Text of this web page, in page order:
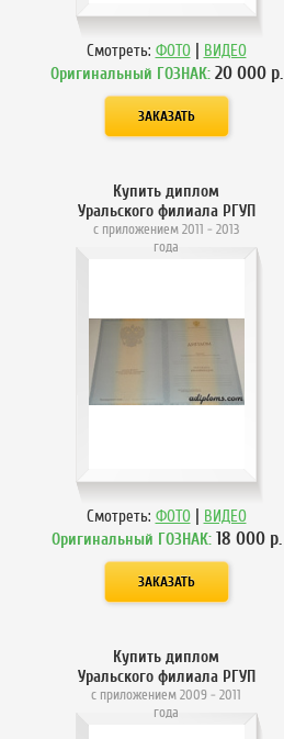
Смотреть: ФОТО | ВИДЕО
Оригинальный ГОЗНАК: 20 000р.
Купить диплом
Уральского филиала РГУП
с приложением 2011 - 2013
года
Смотреть: ФОТО | ВИДЕО
Оригинальный ГОЗНАК: 18 000р.
Купить диплом
Уральского филиала РГУП
с приложением 2009 - 2011
года